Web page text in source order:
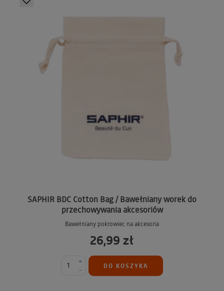
SAPHIR BDC Cotton Bag / Bawełniany worek do
przechowywania akcesoriów
Bawełniany pokrowiec na akcesoria
26,99 zł
-
+
DO KOSZYKA